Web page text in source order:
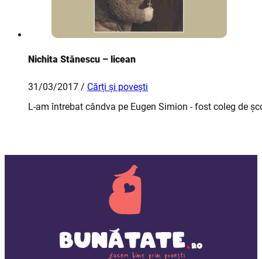
Nichita Stănescu – licean
31/03/2017 / Cărți și povești
L-am întrebat cândva pe Eugen Simion - fost coleg de